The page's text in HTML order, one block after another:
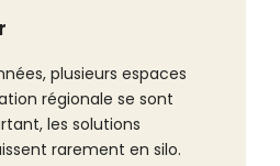
plusieurs espaces
régionale se sont
les solutions
rarement en silo.